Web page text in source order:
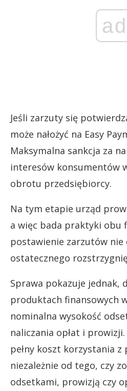
ad
Jeśli zarzuty się
może nałożyć na Easy
Maksymalna sankcja za
interesów konsumentów
obrotu przedsiębiorcy.
Na tym etapie urząd
a więc bada praktyki obu
postawienie zarzutów nie
ostatecznego
Sprawa pokazuje jednak,
produktach finansowych
nominalna wysokość
naliczania opłat i
pełny koszt korzystania z
niezależnie od tego, czy
odsetkami, prowizją czy